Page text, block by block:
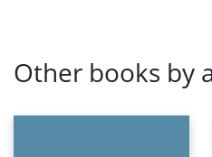
Other books by